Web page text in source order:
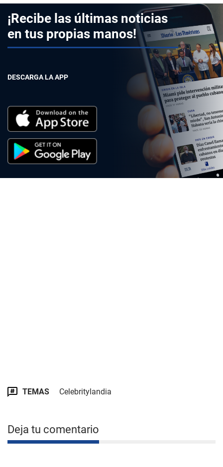
¡Recibe las últimas noticias
en tus propias manos!
DESCARGA LA APP
TEMAS Celebritylandia
Deja tu comentario